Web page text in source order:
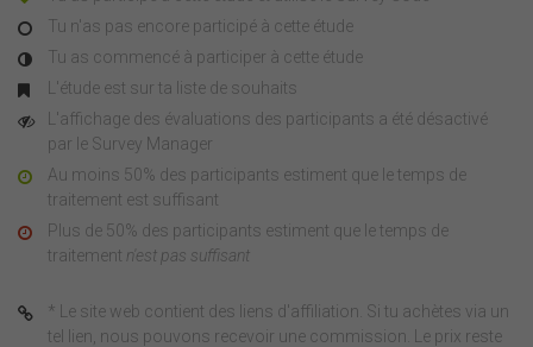
Tu n'as pas encore participé à cette étude
Tu as commencé à participer à cette étude
L'étude est sur ta liste de souhaits
L'affichage des évaluations des participants a été désactivé
par le Survey Manager
Au moins 50% des participants estiment que le temps de
traitement est suffisant
Plus de 50% des participants estiment que le temps de
traitement n'est pas suffisant
* Le site web contient des liens d'affiliation. Si tu achètes via un
tel lien, nous pouvons recevoir une commission. Le prix reste